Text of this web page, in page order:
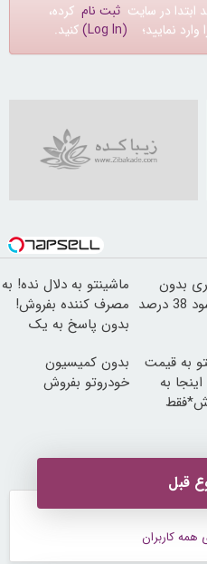
ابتدا در سایت ثبت نام کرده،
نمایید؛ (Log In) کنید.
بدون
ریسک با سود 38 درصد
ماشینتو به دلال نده! به
مصرف کننده بفروش!
بدون پاسخ به یک
به قیمت
به
بدون کمیسیون
خودروتو بفروش
قبل
همه کاربران